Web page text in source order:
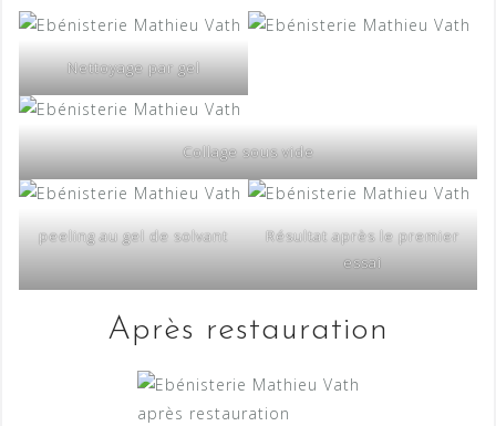
Nettoyage par gel
Collage sous vide
peeling au gel de solvant
Résultat après le premier
essai
Après restauration
après restauration